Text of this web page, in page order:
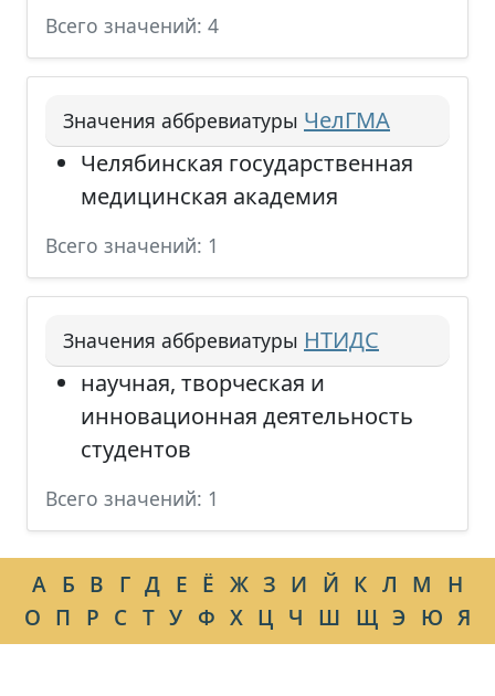
Всего значений: 4
Значения аббревиатуры ЧелГМА
Челябинская государственная
медицинская академия
Всего значений: 1
Значения аббревиатуры НТИДС
научная, творческая и
инновационная деятельность
студентов
Всего значений: 1
А Б В Г Д Е Ё Ж З И Й К Л М
Н
О П Р С Т У Ф Х Ц Ч Ш Щ Э Ю Я